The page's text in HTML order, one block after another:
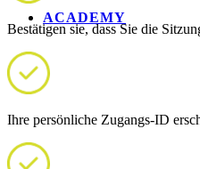
ACADEMY
Bestätigen sie, dass Sie die
Ihre persönliche Zugangs-ID